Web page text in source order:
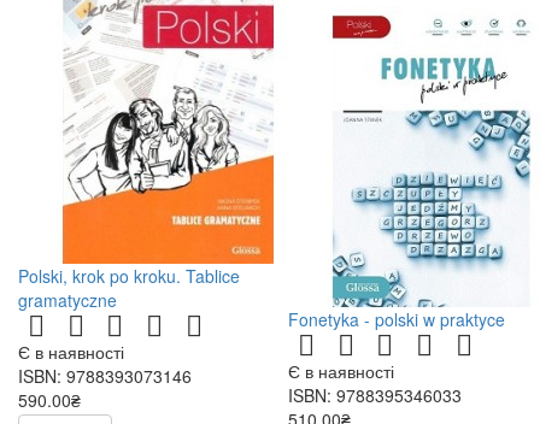
Polski, krok po kroku. Tablice
gramatyczne
Є в наявності
ISBN: 9788393073146
590.00₴
Fonetyka - polski w praktyce
Є в наявності
ISBN: 9788395346033